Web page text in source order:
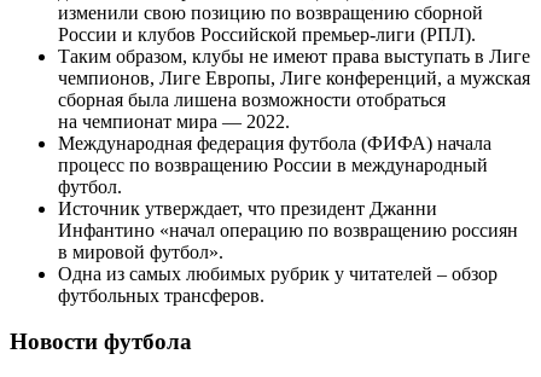
изменили свою позицию по возвращению сборной
России и клубов Российской премьер-лиги (РПЛ).
Таким образом, клубы не имеют права выступать в Лиге
чемпионов, Лиге Европы, Лиге конференций, а мужская
сборная была лишена возможности отобраться
на чемпионат мира — 2022.
Международная федерация футбола (ФИФА) начала
процесс по возвращению России в международный
футбол.
Источник утверждает, что президент Джанни
Инфантино «начал операцию по возвращению россиян
в мировой футбол».
Одна из самых любимых рубрик у читателей – обзор
футбольных трансферов.
Новости футбола